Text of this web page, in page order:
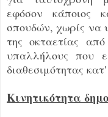
εφόσον κάποιος
σπουδών, χωρίς να
της οκταετίας
υπαλλήλους που
διαθεσιμότητας
Κινητικότητα